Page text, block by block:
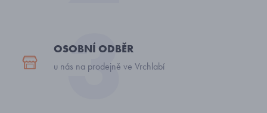
OSOBNÍ ODBĚR
u nás na prodejně ve Vrchlabí